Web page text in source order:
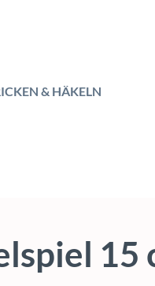
& HÄKELN
15